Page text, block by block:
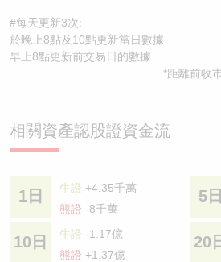
#每天更新3次:
於晚上8點及10點更新當日數據
早上8點更新前交易日的數據
*距離前收
相關資產認股證資金流
1日 牛證 +4.35千萬
熊證 -8千萬
5日
10日 牛證 -1.17億
熊證 +1.37億
20